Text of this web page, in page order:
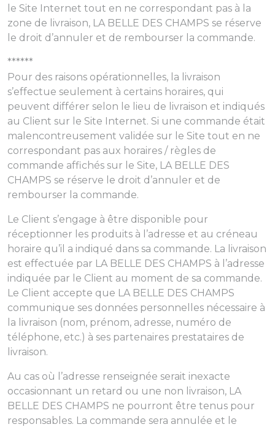
le Site Internet tout en ne correspondant pas à la
zone de livraison, LA BELLE DES CHAMPS se réserve
le droit d’annuler et de rembourser la commande.
******
Pour des raisons opérationnelles, la livraison
s’effectue seulement à certains horaires, qui
peuvent différer selon le lieu de livraison et indiqués
au Client sur le Site Internet. Si une commande était
malencontreusement validée sur le Site tout en ne
correspondant pas aux horaires / règles de
commande affichés sur le Site, LA BELLE DES
CHAMPS se réserve le droit d’annuler et de
rembourser la commande.
Le Client s’engage à être disponible pour
réceptionner les produits à l’adresse et au créneau
horaire qu’il a indiqué dans sa commande. La livraison
est effectuée par LA BELLE DES CHAMPS à l’adresse
indiquée par le Client au moment de sa commande.
Le Client accepte que LA BELLE DES CHAMPS
communique ses données personnelles nécessaire à
la livraison (nom, prénom, adresse, numéro de
téléphone, etc.) à ses partenaires prestataires de
livraison.
Au cas où l’adresse renseignée serait inexacte
occasionnant un retard ou une non livraison, LA
BELLE DES CHAMPS ne pourront être tenus pour
responsables. La commande sera annulée et le